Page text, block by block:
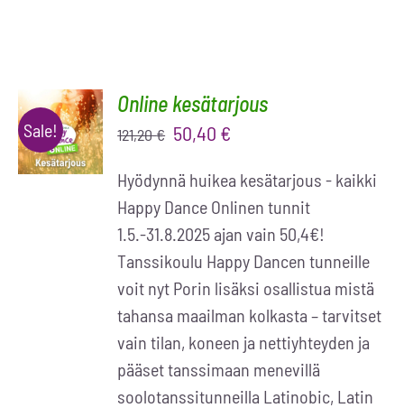
Sale!
LISÄÄ
OSTOSKORIIN
/
LISÄTIEDOT
Online kesätarjous
121,20€ Alkuperäinen
oli:
121,20 €.
50,40 €
on:
50,40 €.
Hyödynnä huikea kesätarjous - kaikki
Happy Dance Onlinen tunnit
1.5.-31.8.2025 ajan vain 50,4€!
Tanssikoulu Happy Dancen tunneille
voit nyt Porin lisäksi osallistua mistä
tahansa maailman kolkasta – tarvitset
vain tilan, koneen ja nettiyhteyden ja
pääset tanssimaan menevillä
soolotanssitunneilla Latinobic, Latin